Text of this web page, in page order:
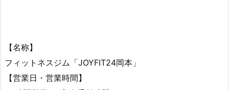
【名称】
フィットネスジム「JOYFIT24岡本」
【営業日・営業時間】